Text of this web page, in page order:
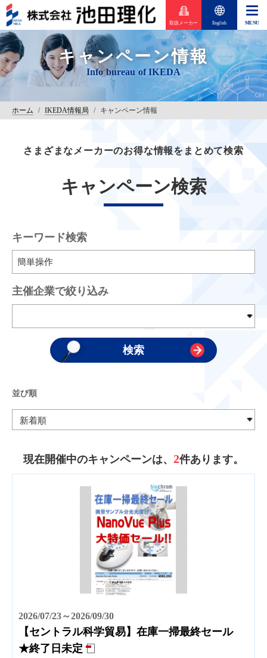
取扱メーカー English
キャンペーン情報
ホーム / IKEDA情報局 / キャンペーン情報
さまざまなメーカーのお得な情報をまとめて検索
キャンペーン検索
キーワード検索
主催企業で絞り込み
並び順
現在開催中のキャンペーンは、 2件あります。
2026/07/23～2026/09/30
【セントラル科学貿易】在庫一掃最終セール
★終了日未定